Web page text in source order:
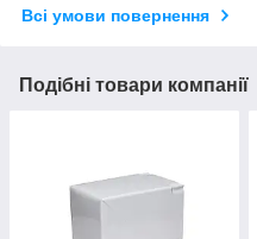
Всі умови повернення
Подібні товари компанії